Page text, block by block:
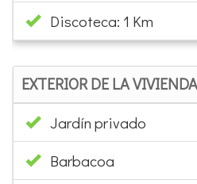
Discoteca: 1 Km
EXTERIOR DE LA VIVIENDA
Jardín privado
Barbacoa